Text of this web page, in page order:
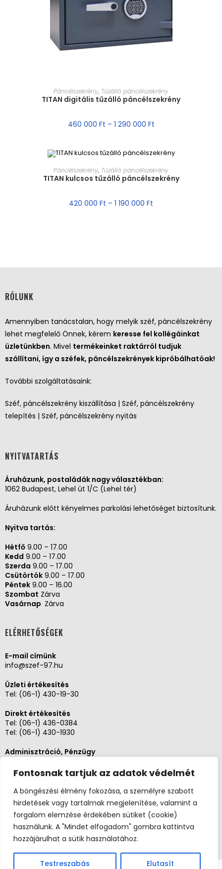
Fontosnak tartjuk az adatok védelmét
A böngészési élmény fokozása, a személyre szabott
hirdetések vagy tartalmak megjelenítése, valamint a
forgalom elemzése érdekében sütiket (cookie)
használunk. A "Mindet elfogadom" gombra kattintva
hozzájárulhat a sütik használatához.
Testreszabás Elutasít
MÉRET VÁLASZTÁSA
Páncélszekrény, Tűzálló páncélszekrény
TITAN digitális tűzálló páncélszekrény
460 000 Ft – 1 290 000 Ft
MÉRET VÁLASZTÁSA
Páncélszekrény, Tűzálló páncélszekrény
TITAN kulcsos tűzálló páncélszekrény
420 000 Ft – 1 190 000 Ft
RÓLUNK
Amennyiben tanácstalan, hogy melyik széf, páncélszekrény
lehet megfelelő Önnek, kérem keresse fel kollégáinkat
üzletünkben. Mivel termékeinket raktárról tudjuk
szállítani, így a széfek, páncélszekrények kipróbálhatóak!
További szolgáltatásaink:
Széf, páncélszekrény kiszállítása | Széf, páncélszekrény
telepítés | Széf, páncélszekrény nyitás
NYITVATARTÁS
Áruházunk, postaládák nagy választékban:
1062 Budapest, Lehel út 1/C (Lehel tér)
Áruházunk előtt kényelmes parkolási lehetőséget biztosítunk.
Nyitva tartás:
Hétfő 9.00 – 17.00
Kedd 9.00 – 17.00
Szerda 9.00 – 17.00
Csütörtök 9.00 – 17.00
Péntek 9.00 – 16.00
Szombat Zárva
Vasárnap Zárva
ELÉRHETŐSÉGEK
E-mail címünk
info@szef-97.hu
Üzleti értékesítés
Tel: (06-1) 430-19-30
Direkt értékesítés
Tel: (06-1) 436-0384
Tel: (06-1) 430-1930
Adminisztráció, Pénzügy
Szerviz és karbantartás
Tel: (06-20)3268654
Tel: (06-1) 436-0384